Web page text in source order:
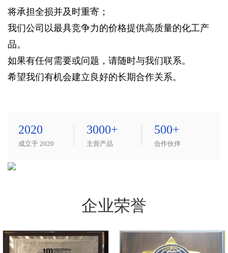
将承担全损并及时重寄；
我们公司以最具竞争力的价格提供高质量的化工产
品。
如果有任何需要或问题，请随时与我们联系。
希望我们有机会建立良好的长期合作关系。
2020
成立于 2020
3000+
主营产品
500+
合作伙伴
企业荣誉